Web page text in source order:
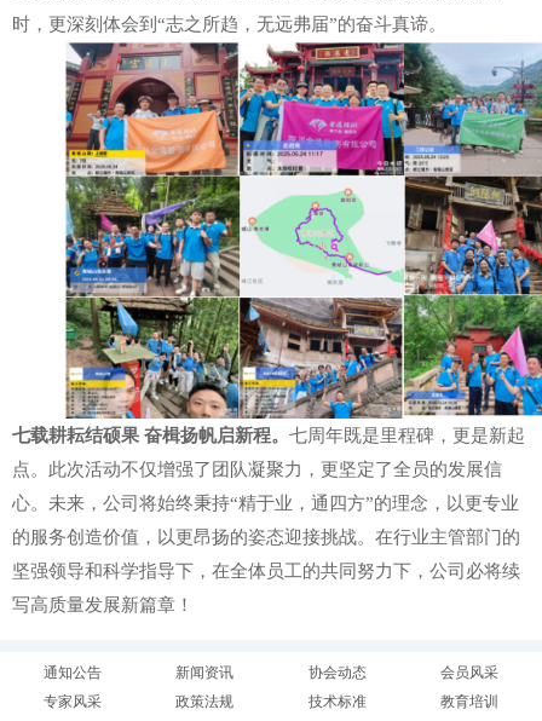
时，更深刻体会到 “志之所趋，无远弗届”的奋斗真谛。
七载耕耘结硕果 奋楫扬帆启新程。 七周年既是里程碑，更是新起
点。此次活动不仅增强了团队凝聚力，更坚定了全员的发展信
心。未来，公司将始终秉持“精于业，通四方”的理念，以更专业
的服务创造价值，以更昂扬的姿态迎接挑战。 在行业主管部门的
坚强领导和科学指导下， 在全体员工的共同努力下，公司必将续
写高质量发展新篇章！
通知公告 新闻资讯 协会动态
会员风采
专家风采
政策法规 技术标准 教育培训